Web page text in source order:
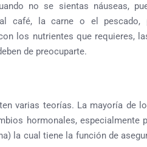
no se sientas náuseas,
café, la carne o el
los nutrientes que requieres,
de preocuparte.
varias teorías. La mayoría de
hormonales, especialmente
la cual tiene la función de